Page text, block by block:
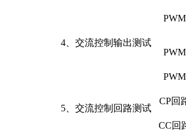
4、交流控制输出测试
5、交流控制回路测试
CP回
CC回